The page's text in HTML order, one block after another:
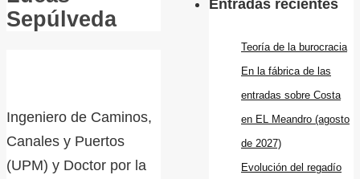
Sepúlveda
Ingeniero de Caminos,
Canales y Puertos
(UPM) y Doctor por la
Entradas recientes
Teoría de la burocracia
En la fábrica de las
entradas sobre Costa
en EL Meandro (agosto
de 2027)
Evolución del regadío